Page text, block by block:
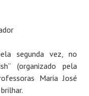
segunda vez, no
(organizado pela
Maria José